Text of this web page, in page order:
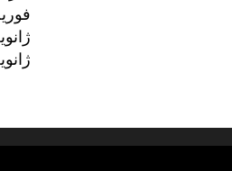
فوریه
ژانویه
ژانویه